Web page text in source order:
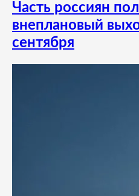
Часть россиян
внеплановый
сентября